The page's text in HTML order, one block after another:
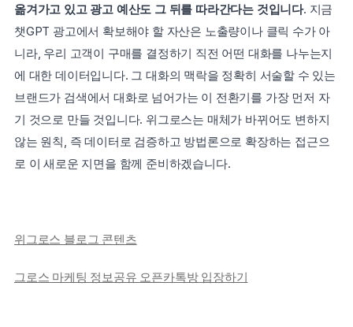
옮겨가고 있고 광고 예산도 그 뒤를 따라간다는 것입니다. 지금
챗GPT 광고에서 확보해야 할 자산은 노출량이나 클릭 수가 아
니라, 우리 고객이 구매를 결정하기 직전 어떤 대화를 나누는지
에 대한 데이터입니다. 그 대화의 맥락을 정확히 서술할 수 있는
브랜드가 검색에서 대화로 넘어가는 이 전환기를 가장 먼저 자
기 것으로 만들 것입니다. 위그로스는 매체가 바뀌어도 변하지
않는 원칙, 즉 데이터로 검증하고 방법론으로 확장하는 접근으
로 이 새로운 지면을 함께 준비하겠습니다.
위그로스 블로그 콘텐츠
그로스 마케팅 정보공유 오픈카톡방 입장하기